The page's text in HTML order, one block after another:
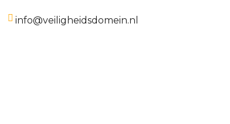
info@veiligheidsdomein.nl